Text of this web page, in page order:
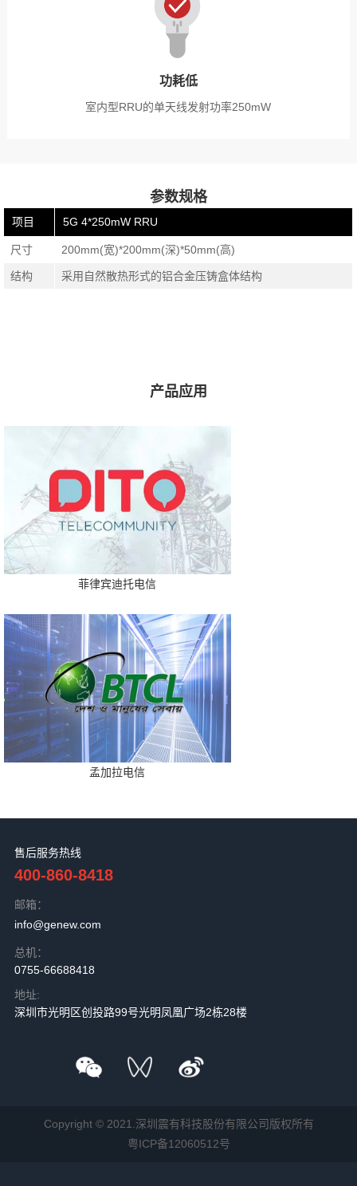
功耗低
室内型RRU的单天线发射功率250mW
参数规格
项目 5G 4*250mW RRU
尺寸 200mm(宽)*200mm(深)*50mm(高)
结构 采用自然散热形式的铝合金压铸盒体结构
产品应用
菲律宾迪托电信
孟加拉电信
售后服务热线
400-860-8418
邮箱：
info@genew.com
总机：
0755-66688418
地址:
深圳市光明区创投路99号光明凤凰广场2栋28楼
Copyright © 2021.深圳震有科技股份有限公司版权所有
粤ICP备12060512号